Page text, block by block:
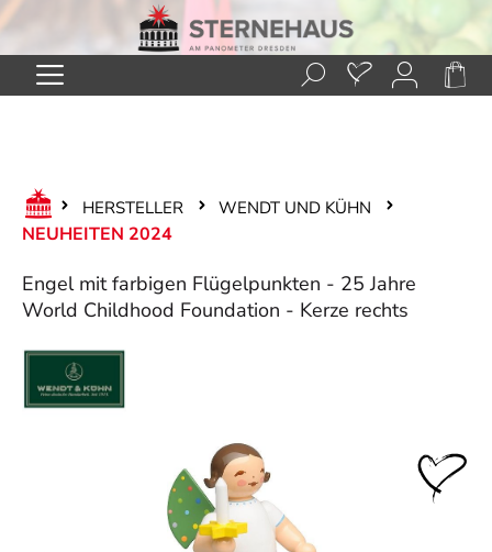
Zum Hauptinhalt springen
HERSTELLER WENDT UND KÜHN
NEUHEITEN 2024
Engel mit farbigen Flügelpunkten - 25 Jahre
World Childhood Foundation - Kerze rechts
Bildergalerie überspringen